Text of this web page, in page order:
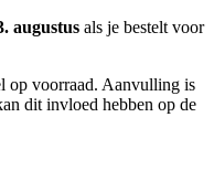
augustus als je bestelt voor
op voorraad. Aanvulling is
dit invloed hebben op de